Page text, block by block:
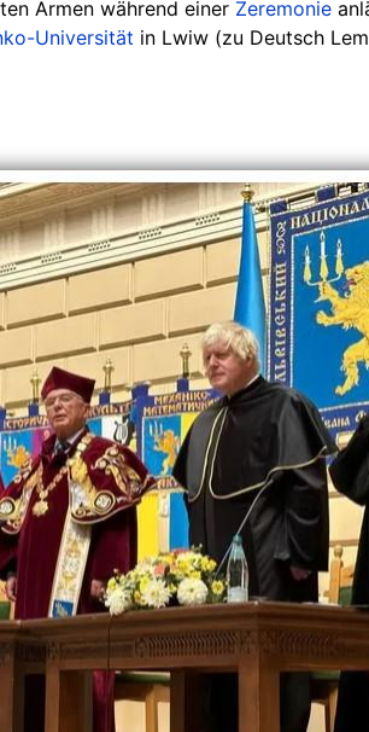
Armen während einer Zeremonie
Universität in Lwiw (zu Deutsch